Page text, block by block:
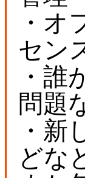
・オ
セン
・誰
問題
・
どな